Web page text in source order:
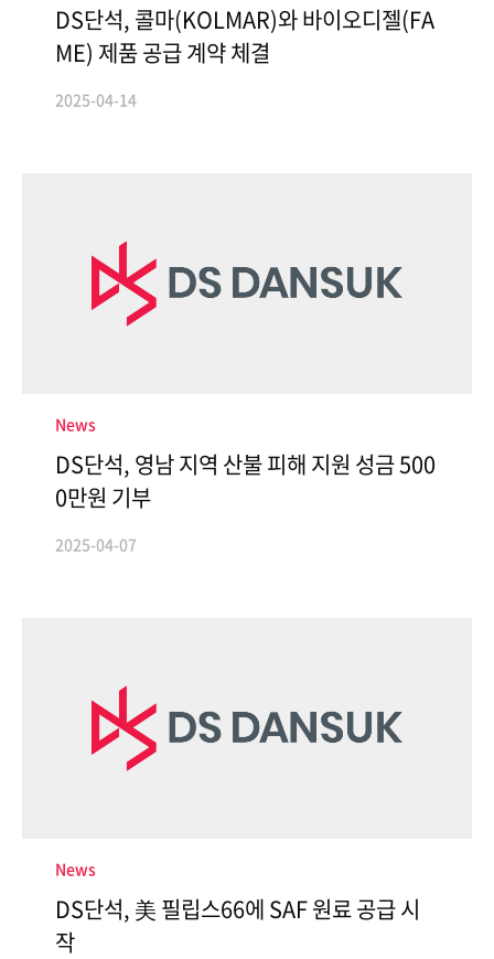
Contact
DS단석, 콜마(KOLMAR)와 바이오디젤(FA
ME) 제품 공급 계약 체결
2025-04-14
News
DS단석, 영남 지역 산불 피해 지원 성금 500
0만원 기부
2025-04-07
News
DS단석, 美 필립스66에 SAF 원료 공급 시
작